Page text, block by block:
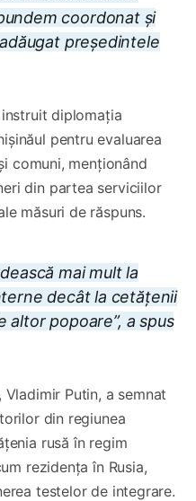
coordonat și
președintele
diplomația
pentru evaluarea
comuni, menționând
din partea serviciilor
măsuri de răspuns.
mai mult la
decât la cetățenii
popoare”, a spus
Vladimir Putin, a semnat
din regiunea
rusă în regim
rezidența în Rusia,
testelor de integrare.